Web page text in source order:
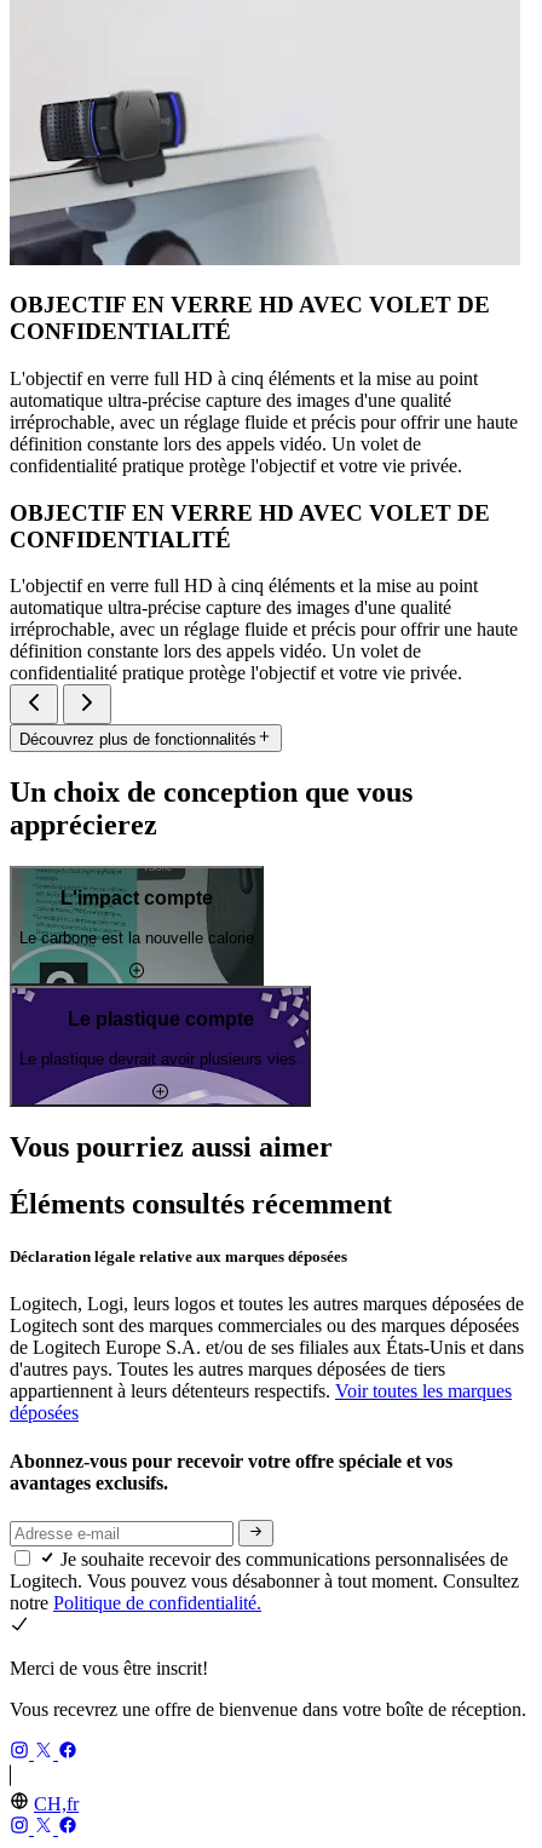
OBJECTIF EN VERRE HD AVEC VOLET DE
CONFIDENTIALITÉ
L'objectif en verre full HD à cinq éléments et la mise au point
automatique ultra-précise capture des images d'une qualité
irréprochable, avec un réglage fluide et précis pour offrir une haute
définition constante lors des appels vidéo. Un volet de
confidentialité pratique protège l'objectif et votre vie privée.
OBJECTIF EN VERRE HD AVEC VOLET DE
CONFIDENTIALITÉ
L'objectif en verre full HD à cinq éléments et la mise au point
automatique ultra-précise capture des images d'une qualité
irréprochable, avec un réglage fluide et précis pour offrir une haute
définition constante lors des appels vidéo. Un volet de
confidentialité pratique protège l'objectif et votre vie privée.
Découvrez plus de fonctionnalités
Un choix de conception que vous
apprécierez
L'impact compte
Le carbone est la nouvelle calorie
Le plastique compte
Le plastique devrait avoir plusieurs vies.
Vous pourriez aussi aimer
Éléments consultés récemment
Déclaration légale relative aux marques déposées
Logitech, Logi, leurs logos et toutes les autres marques déposées de
Logitech sont des marques commerciales ou des marques déposées
de Logitech Europe S.A. et/ou de ses filiales aux États-Unis et dans
d'autres pays. Toutes les autres marques déposées de tiers
appartiennent à leurs détenteurs respectifs. Voir toutes les marques
déposées
Abonnez-vous pour recevoir votre offre spéciale et vos
avantages exclusifs.
Je souhaite recevoir des communications personnalisées de
Logitech. Vous pouvez vous désabonner à tout moment. Consultez
notre Politique de confidentialité.
Merci de vous être inscrit!
Vous recevrez une offre de bienvenue dans votre boîte de réception.
CH,fr